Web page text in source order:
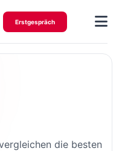
Erstgespräch
die besten